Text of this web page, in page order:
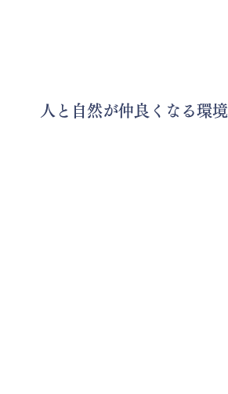
人と自然が仲良くなる環境